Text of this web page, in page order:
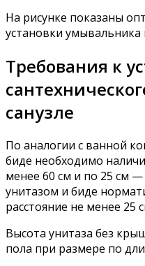
На рисунке показаны
установки
Требования к
санузле
По аналогии с ванной
биде необходимо
менее 60 см и по 25 см
унитазом и биде
расстояние не менее 25
Высота унитаза без
пола при размере по